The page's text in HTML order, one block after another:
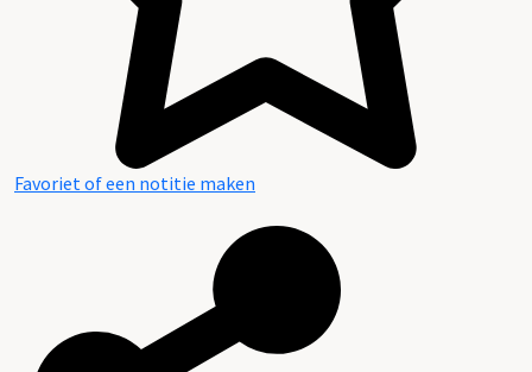
Favoriet of een notitie maken